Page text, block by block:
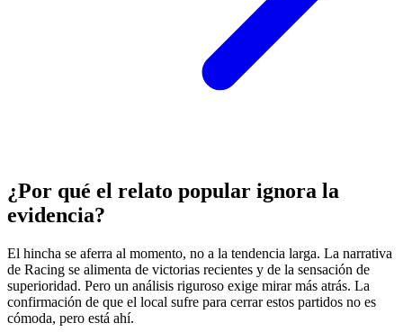
¿Por qué el relato popular ignora la
evidencia?
El hincha se aferra al momento, no a la tendencia larga. La narrativa
de Racing se alimenta de victorias recientes y de la sensación de
superioridad. Pero un análisis riguroso exige mirar más atrás. La
confirmación de que el local sufre para cerrar estos partidos no es
cómoda, pero está ahí.